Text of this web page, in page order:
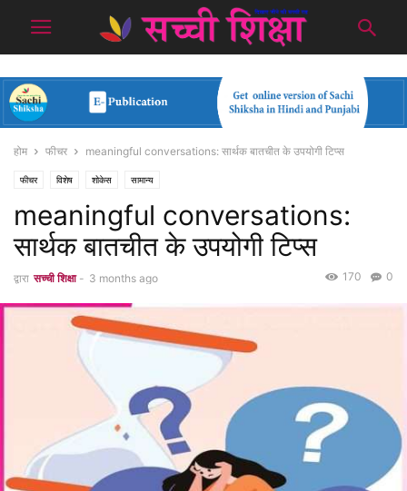
होम फीचर meaningful conversations: सार्थक बातचीत के उपयोगी टिप्स
फीचर विशेष शोकेस सामान्य
meaningful conversations:
सार्थक बातचीत के उपयोगी टिप्स
द्वारा सच्ची शिक्षा - 3 months ago 0
170